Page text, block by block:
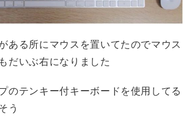
ある所にマウスを置いてたのでマウス
だいぶ右になりました
のテンキー付キーボードを使用してる
う